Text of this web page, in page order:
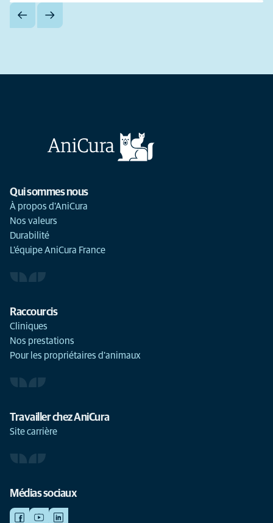
Qui sommes nous
À propos d'AniCura
Nos valeurs
Durabilité
L'équipe AniCura France
Raccourcis
Cliniques
Nos prestations
Pour les propriétaires d'animaux
Travailler chez AniCura
Site carrière
Médias sociaux